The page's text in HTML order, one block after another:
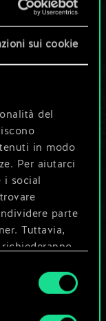
sui cookie
del
in modo
Per aiutarci
i social
parte
Tuttavia,
i cookie e su
una